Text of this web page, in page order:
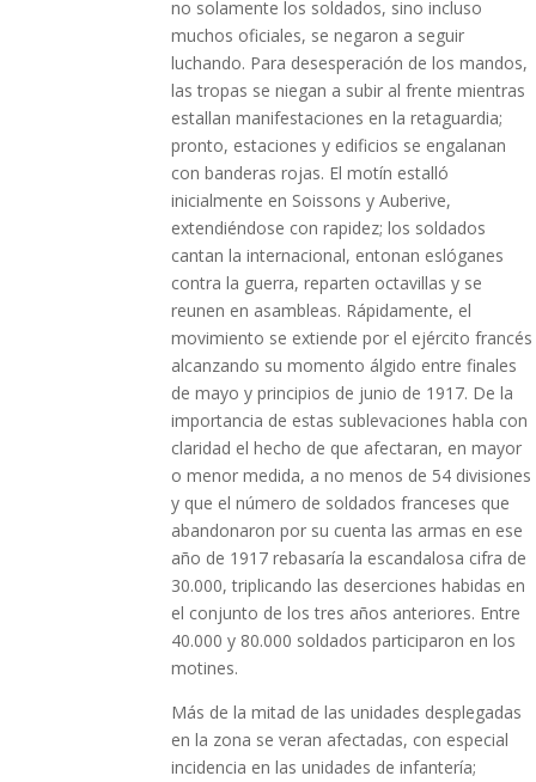
no solamente los soldados, sino incluso
muchos oficiales, se negaron a seguir
luchando. Para desesperación de los mandos,
las tropas se niegan a subir al frente mientras
estallan manifestaciones en la retaguardia;
pronto, estaciones y edificios se engalanan
con banderas rojas. El motín estalló
inicialmente en Soissons y Auberive,
extendiéndose con rapidez; los soldados
cantan la internacional, entonan eslóganes
contra la guerra, reparten octavillas y se
reunen en asambleas. Rápidamente, el
movimiento se extiende por el ejército francés
alcanzando su momento álgido entre finales
de mayo y principios de junio de 1917. De la
importancia de estas sublevaciones habla con
claridad el hecho de que afectaran, en mayor
o menor medida, a no menos de 54 divisiones
y que el número de soldados franceses que
abandonaron por su cuenta las armas en ese
año de 1917 rebasaría la escandalosa cifra de
30.000, triplicando las deserciones habidas en
el conjunto de los tres años anteriores. Entre
40.000 y 80.000 soldados participaron en los
motines.
Más de la mitad de las unidades desplegadas
en la zona se veran afectadas, con especial
incidencia en las unidades de infantería;